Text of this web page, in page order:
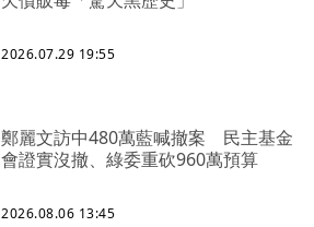
2026.07.29 19:55
鄭麗文訪中480萬藍喊撤案 民主基金
會證實沒撤、綠委重砍960萬預算
2026.08.06 13:45